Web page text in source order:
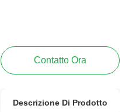
Contatto Ora
Descrizione Di Prodotto